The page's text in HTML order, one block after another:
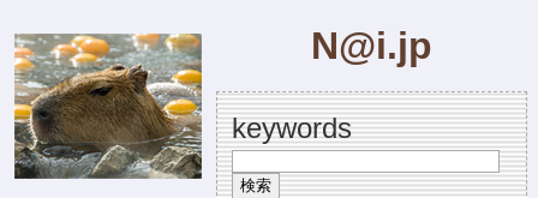
N@i.jp
keywords